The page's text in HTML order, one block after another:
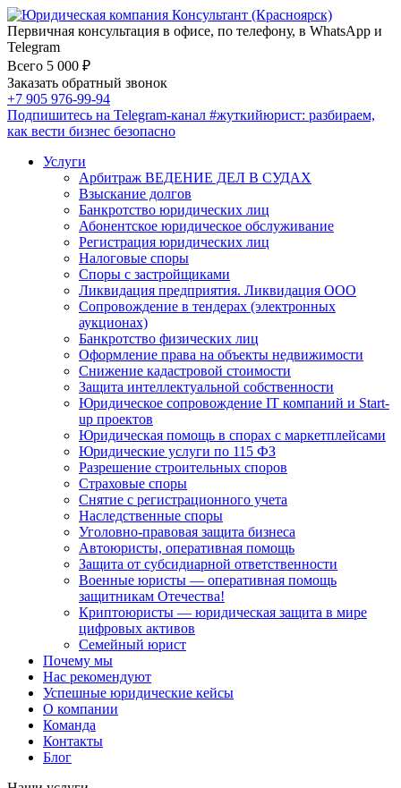
Первичная консультация в офисе, по телефону, в WhatsApp и
Telegram
Всего 5 000 ₽
Заказать обратный звонок
+7 905 976-99-94
Подпишитесь на Telegram-канал #жуткийюрист: разбираем,
как вести бизнес безопасно
Услуги
Арбитраж ВЕДЕНИЕ ДЕЛ В СУДАХ
Взыскание долгов
Банкротство юридических лиц
Абонентское юридическое обслуживание
Регистрация юридических лиц
Налоговые споры
Споры с застройщиками
Ликвидация предприятия. Ликвидация ООО
Сопровождение в тендерах (электронных
аукционах)
Банкротство физических лиц
Оформление права на объекты недвижимости
Снижение кадастровой стоимости
Защита интеллектуальной собственности
Юридическое сопровождение IT компаний и Start-
up проектов
Юридическая помощь в спорах с маркетплейсами
Юридические услуги по 115 ФЗ
Разрешение строительных споров
Страховые споры
Снятие с регистрационного учета
Наследственные споры
Уголовно-правовая защита бизнеса
Автоюристы, оперативная помощь
Защита от субсидиарной ответственности
Военные юристы — оперативная помощь
защитникам Отечества!
Криптоюристы — юридическая защита в мире
цифровых активов
Семейный юрист
Почему мы
Нас рекомендуют
Успешные юридические кейсы
О компании
Команда
Контакты
Блог